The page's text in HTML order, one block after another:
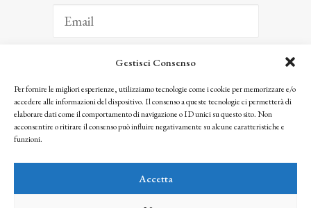
Gestisci Consenso
Per fornire le migliori esperienze, utilizziamo tecnologie come i cookie per memorizzare e/o
accedere alle informazioni del dispositivo. Il consenso a queste tecnologie ci permetterà di
elaborare dati come il comportamento di navigazione o ID unici su questo sito. Non
acconsentire o ritirare il consenso può influire negativamente su alcune caratteristiche e
funzioni.
Accetta
ISCRIVITI
Facendo clic per iscriverti, riconosci che le tue informazioni saranno trattate
seguendo la nostra Privacy Policy
© 2025 Istituto Matteucci. All right reserved
l’autorizzazione scritta dei proprietari dei diritti e dell’Istituto Matteucci